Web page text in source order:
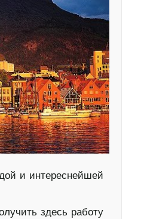
и интереснейшей
здесь работу